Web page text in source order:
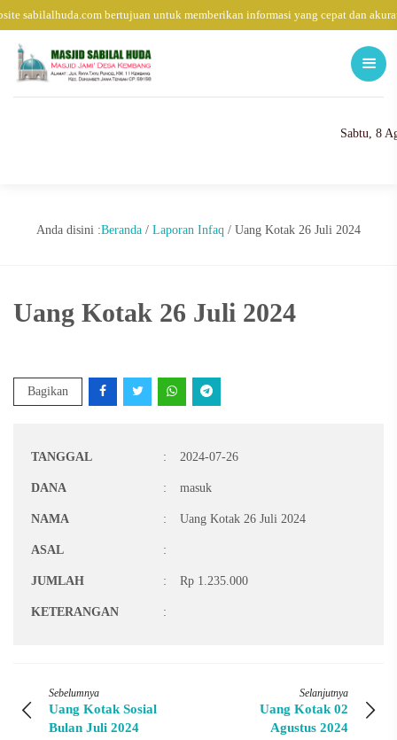
sabilalhuda.com bertujuan untuk memberikan informasi yang cepat dan
Sabtu, 8
Anda disini :Beranda / Laporan Infaq / Uang Kotak 26 Juli 2024
Uang Kotak 26 Juli 2024
Bagikan
TANGGAL : 2024-07-26
DANA : masuk
NAMA : Uang Kotak 26 Juli 2024
ASAL :
JUMLAH : Rp 1.235.000
KETERANGAN :
Sebelumnya
Uang Kotak Sosial
Bulan Juli 2024
Selanjutnya
Uang Kotak 02
Agustus 2024